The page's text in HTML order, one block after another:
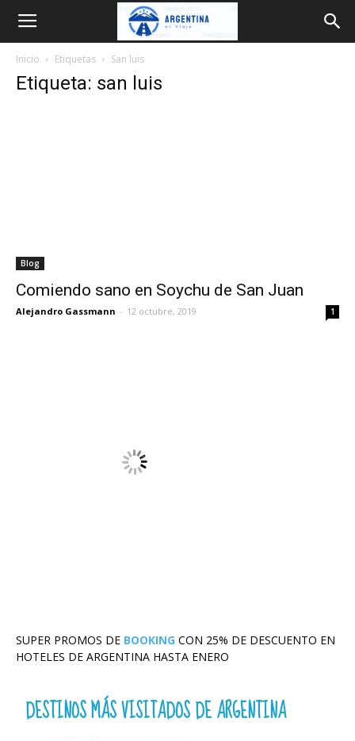
Argentina
Inicio Etiquetas San luis
Etiqueta: san luis
Blog
Comiendo sano en Soychu de San Juan
Alejandro Gassmann - 12 octubre, 2019 1
SUPER PROMOS DE BOOKING CON 25% DE DESCUENTO EN
HOTELES DE ARGENTINA HASTA ENERO
DESTINOS MÁS VISITADOS DE ARGENTINA